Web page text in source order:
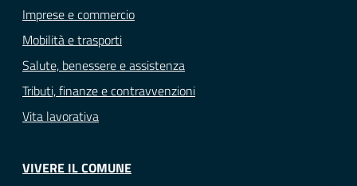
Imprese e commercio
Mobilità e trasporti
Salute, benessere e assistenza
Tributi, finanze e contravvenzioni
Vita lavorativa
VIVERE IL COMUNE